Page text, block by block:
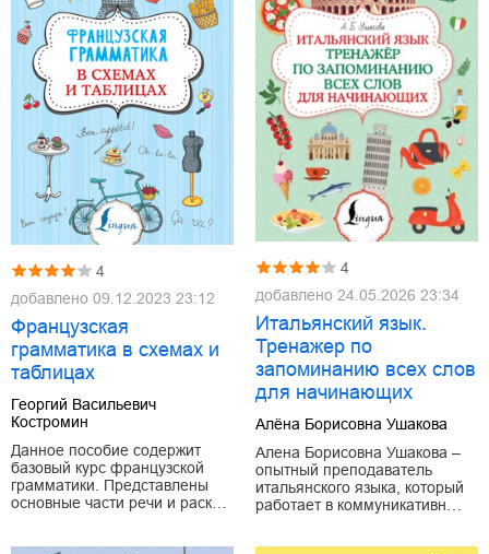
4
добавлено 09.12.2023 23:12
Французская
грамматика в схемах и
таблицах
Георгий Васильевич
Костромин
Данное пособие содержит
базовый курс французской
грамматики. Представлены
основные части речи и раск…
4
добавлено 24.05.2026 23:34
Итальянский язык.
Тренажер по
запоминанию всех слов
для начинающих
Алёна Борисовна Ушакова
Алена Борисовна Ушакова –
опытный преподаватель
итальянского языка, который
работает в коммуникативн…